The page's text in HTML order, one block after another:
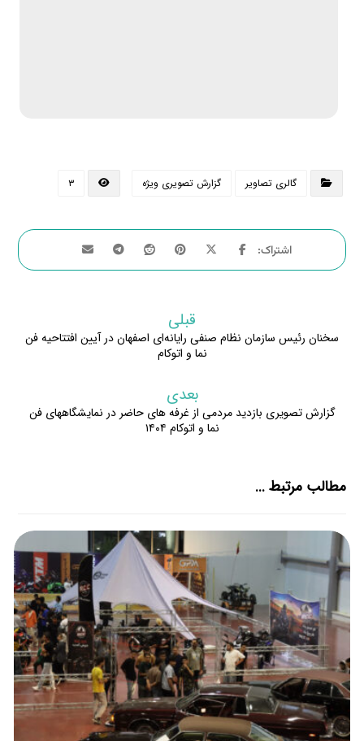
گالری تصاویر گزارش تصویری ویژه ۳
قبلی
سخنان رئیس سازمان نظام صنفی رایانه‌ای اصفهان در آیین افتتاحیه فن
نما و اتوکام
بعدی
گزارش تصویری بازدید مردمی از غرفه های حاضر در نمایشگاههای فن
نما و اتوکام ۱۴۰۴
مطالب مرتبط ...